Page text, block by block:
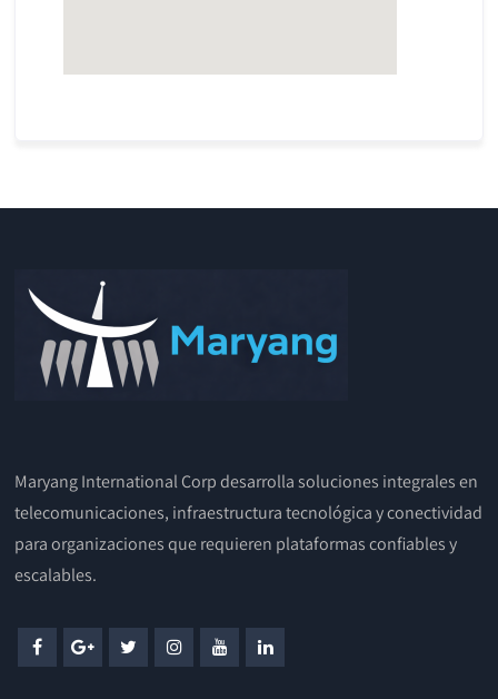
Maryang International Corp desarrolla soluciones integrales en
telecomunicaciones, infraestructura tecnológica y conectividad
para organizaciones que requieren plataformas confiables y
escalables.